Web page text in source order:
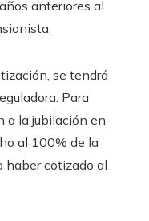
anteriores al
se tendrá
Para
a la jubilación en
al 100% de la
haber cotizado al